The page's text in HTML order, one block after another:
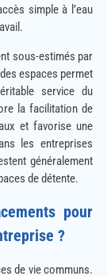
simple à l’eau
sous-estimés par
espaces permet
service du
la facilitation de
et favorise une
les entreprises
généralement
de détente.
pour
?
de vie communs.